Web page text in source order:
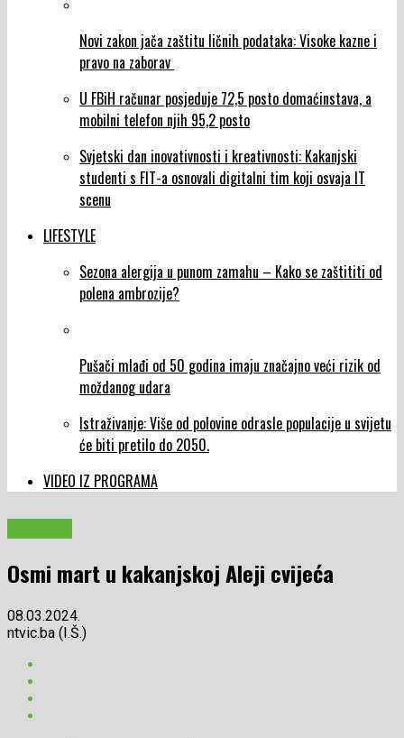
Novi zakon jača zaštitu ličnih podataka: Visoke kazne i
pravo na zaborav
U FBiH računar posjeduje 72,5 posto domaćinstava, a
mobilni telefon njih 95,2 posto
Svjetski dan inovativnosti i kreativnosti: Kakanjski
studenti s FIT-a osnovali digitalni tim koji osvaja IT
scenu
LIFESTYLE
Sezona alergija u punom zamahu – Kako se zaštititi od
polena ambrozije?
Pušači mlađi od 50 godina imaju značajno veći rizik od
moždanog udara
Istraživanje: Više od polovine odrasle populacije u svijetu
će biti pretilo do 2050.
VIDEO IZ PROGRAMA
Osmi mart u kakanjskoj Aleji cvijeća
08.03.2024.
ntvic.ba (I.Š.)